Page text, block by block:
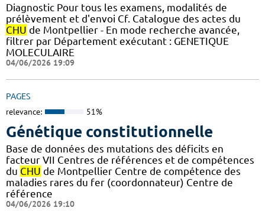
Diagnostic Pour tous les examens, modalités de
prélèvement et d'envoi Cf. Catalogue des actes du
CHU de Montpellier - En mode recherche avancée,
filtrer par Département exécutant : GENETIQUE
MOLECULAIRE
04/06/2026 19:09
PAGES
relevance: 51%
Génétique constitutionnelle
Base de données des mutations des déficits en
facteur VII Centres de références et de compétences
du CHU de Montpellier Centre de compétence des
maladies rares du fer (coordonnateur) Centre de
référence
04/06/2026 19:10